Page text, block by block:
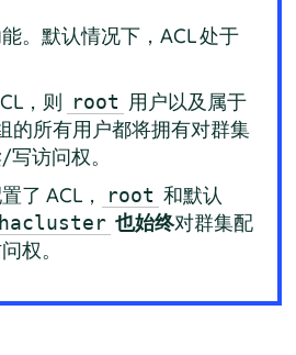
。默认情况下，ACL 处于
，则 root 用户以及属于
的所有用户都将拥有对群集
访问权。
了 ACL，
root 和默认
hacluster 也始终对群集配
权。